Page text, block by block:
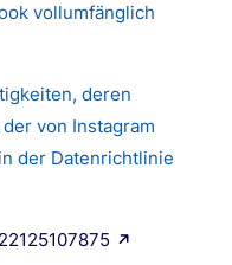
vollumfänglich
deren
von Instagram
der Datenrichtlinie